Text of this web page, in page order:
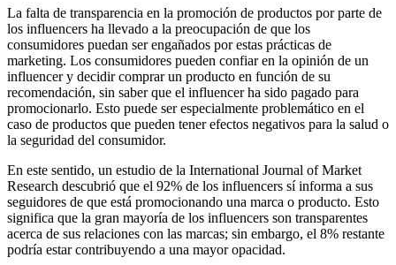
La falta de transparencia en la promoción de productos por parte de
los influencers ha llevado a la preocupación de que los
consumidores puedan ser engañados por estas prácticas de
marketing. Los consumidores pueden confiar en la opinión de un
influencer y decidir comprar un producto en función de su
recomendación, sin saber que el influencer ha sido pagado para
promocionarlo. Esto puede ser especialmente problemático en el
caso de productos que pueden tener efectos negativos para la salud o
la seguridad del consumidor.
En este sentido, un estudio de la International Journal of Market
Research descubrió que el 92% de los influencers sí informa a sus
seguidores de que está promocionando una marca o producto. Esto
significa que la gran mayoría de los influencers son transparentes
acerca de sus relaciones con las marcas; sin embargo, el 8% restante
podría estar contribuyendo a una mayor opacidad.